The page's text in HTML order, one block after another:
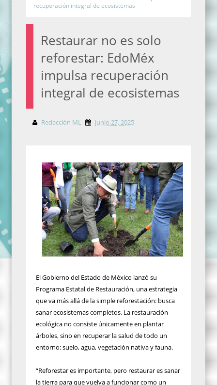
recuperación integral de ecosistemas
Restaurar no es solo
reforestar: EdoMéx
impulsa recuperación
integral de ecosistemas
Redacción ML junio 27, 2025
El Gobierno del Estado de México lanzó su
Programa Estatal de Restauración, una estrategia
que va más allá de la simple reforestación: busca
sanar ecosistemas completos. La restauración
ecológica no consiste únicamente en plantar
árboles, sino en recuperar la salud de todo un
entorno: suelo, agua, vegetación nativa y fauna.
“Reforestar es importante, pero restaurar es sanar
la tierra para que vuelva a funcionar como un